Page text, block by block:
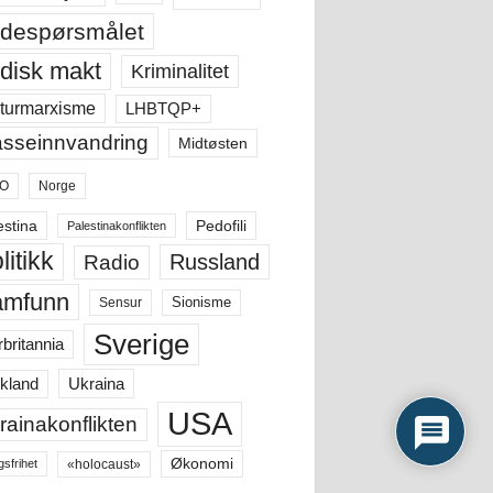
makt Kriminalitet
LHBTQP+
Midtøsten
Norge
Palestinakonflikten Pedofili
Radio Russland
Sensur Sionisme
Sverige
Ukraina
USA
«holocaust» Økonomi